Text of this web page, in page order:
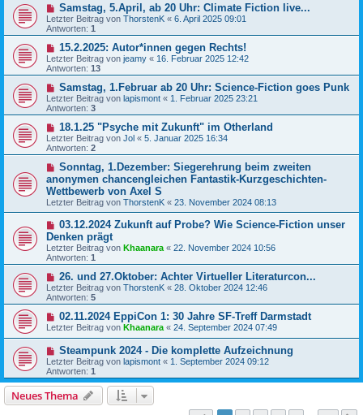
Samstag, 5.April, ab 20 Uhr: Climate Fiction live...
Letzter Beitrag von ThorstenK « 6. April 2025 09:01
Antworten: 1
15.2.2025: Autor*innen gegen Rechts!
Letzter Beitrag von jeamy « 16. Februar 2025 12:42
Antworten: 13
Samstag, 1.Februar ab 20 Uhr: Science-Fiction goes Punk
Letzter Beitrag von lapismont « 1. Februar 2025 23:21
Antworten: 3
18.1.25 "Psyche mit Zukunft" im Otherland
Letzter Beitrag von Jol « 5. Januar 2025 16:34
Antworten: 2
Sonntag, 1.Dezember: Siegerehrung beim zweiten
anonymen chancengleichen Fantastik-Kurzgeschichten-
Wettbewerb von Axel S
Letzter Beitrag von ThorstenK « 23. November 2024 08:13
03.12.2024 Zukunft auf Probe? Wie Science-Fiction unser
Denken prägt
Letzter Beitrag von Khaanara « 22. November 2024 10:56
Antworten: 1
26. und 27.Oktober: Achter Virtueller Literaturcon...
Letzter Beitrag von ThorstenK « 28. Oktober 2024 12:46
Antworten: 5
02.11.2024 EppiCon 1: 30 Jahre SF-Treff Darmstadt
Letzter Beitrag von Khaanara « 24. September 2024 07:49
Steampunk 2024 - Die komplette Aufzeichnung
Letzter Beitrag von lapismont « 1. September 2024 09:12
Antworten: 1
Neues Thema